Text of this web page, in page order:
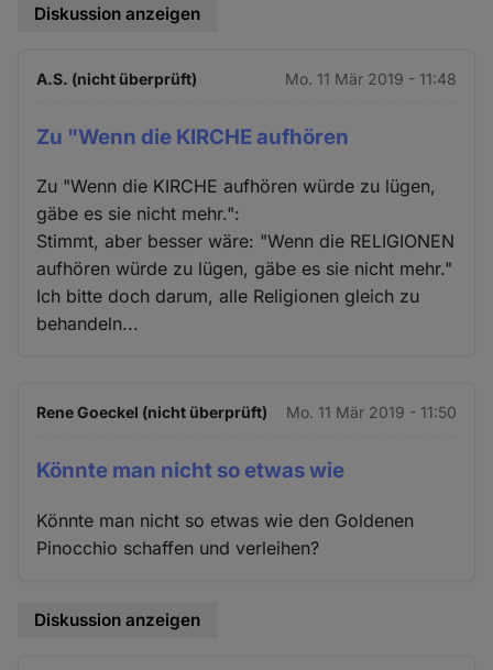
Diskussion anzeigen
A.S. (nicht überprüft) Mo. 11 Mär 2019 - 11:48
Zu "Wenn die KIRCHE aufhören
Zu "Wenn die KIRCHE aufhören würde zu lügen,
gäbe es sie nicht mehr.":
Stimmt, aber besser wäre: "Wenn die RELIGIONEN
aufhören würde zu lügen, gäbe es sie nicht mehr."
Ich bitte doch darum, alle Religionen gleich zu
behandeln...
Rene Goeckel (nicht überprüft) Mo. 11 Mär 2019 - 11:50
Könnte man nicht so etwas wie
Könnte man nicht so etwas wie den Goldenen
Pinocchio schaffen und verleihen?
Diskussion anzeigen